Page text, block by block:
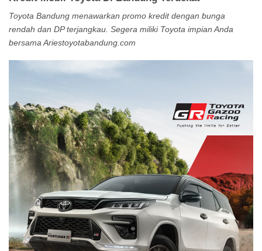
Toyota Bandung menawarkan promo kredit dengan bunga
rendah dan DP terjangkau. Segera miliki Toyota impian Anda
bersama Ariestoyotabandung.com